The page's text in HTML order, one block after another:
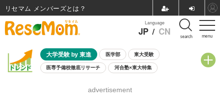
menu
Language
JP / CN search
大学受験 by 東進 医学部 東大受験
医専予備校徹底リサーチ 河合塾×東大特集
8月開催学校説明会・相談会
advertisement
リセマム メンバーズ